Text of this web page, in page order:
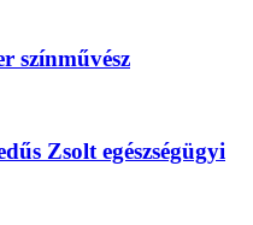
színművész
Zsolt egészségügyi